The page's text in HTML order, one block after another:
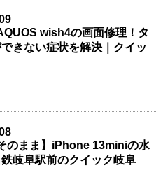
wish4の画面修理！タ
きない症状を解決｜クイッ
のまま】iPhone 13miniの水
岐阜駅前のクイック岐阜